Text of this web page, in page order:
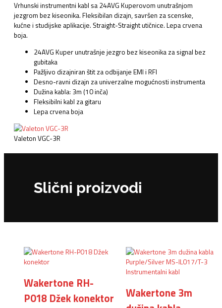
Vrhunski instrumentni kabl sa 24AVG Kuperovom unutrašnjom
jezgrom bez kiseonika. Fleksibilan dizajn, savršen za scenske,
kućne i studijske aplikacije. Straight-Straight utičnice. Lepa crvena
boja.
24AVG Kuper unutrašnje jezgro bez kiseonika za signal bez
gubitaka
Pažljivo dizajniran štit za odbijanje EMI i RFI
Desno-ravni dizajn za univerzalne mogućnosti instrumenta
Dužina kabla: 3m (10 inča)
Fleksibilni kabl za gitaru
Lepa crvena boja
Valeton VGC-3R
Slični proizvodi
Wakertone RH-
P018 Džek konektor
Wakertone 3m
Originalna
bila:
Trenutna